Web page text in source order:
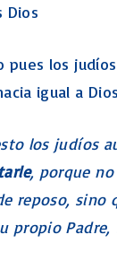
Dios
pues los
igual a
los judíos
, porque
reposo, sino
propio Padre,